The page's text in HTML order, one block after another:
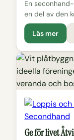
En
en del av den
Läs mer
Secondhand
Ge för livet